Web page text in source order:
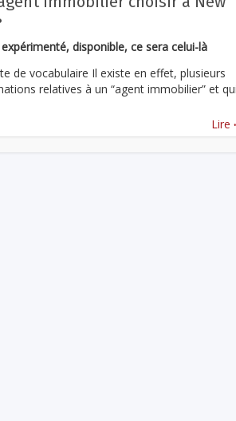
disponible, ce sera celui-là
de vocabulaire Il existe en effet, plusieurs
relatives à un “agent immobilier” et qui
Lire